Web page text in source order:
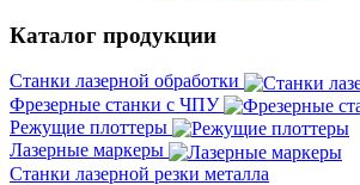
Каталог продукции
Станки лазерной обработки
Фрезерные станки с ЧПУ
Режущие плоттеры
Лазерные маркеры
Станки лазерной резки металла